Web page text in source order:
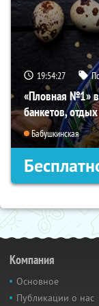
19:54:26
«Пловная №1» в
банкетов,
Бабушкинская
Компания
Основное
Публикации о нас